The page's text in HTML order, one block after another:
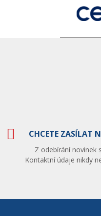
CHCETE ZASÍLAT
Z odebírání novinek
Kontaktní údaje nikdy